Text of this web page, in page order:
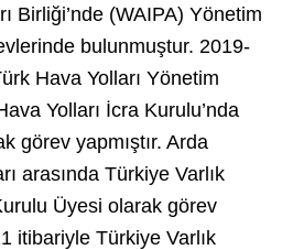
Birliği’nde (WAIPA) Yönetim
bulunmuştur. 2019-
Hava Yolları Yönetim
Yolları İcra Kurulu’nda
görev yapmıştır. Arda
arasında Türkiye Varlık
Üyesi olarak görev
itibariyle Türkiye Varlık